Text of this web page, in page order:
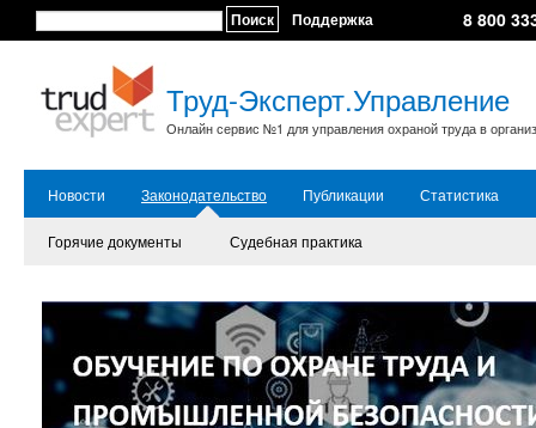
Поиск Поддержка 8 800
Труд-Эксперт.Управление
Онлайн сервис №1 для управления охраной труда в
Новости Законодательство Публикации Статистика
Горячие документы Судебная практика